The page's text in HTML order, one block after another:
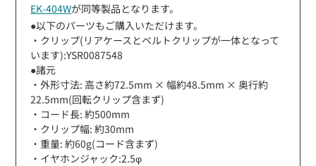
EK-404Wが同等製品となります。
●以下のパーツもご購入いただけます。
・クリップ(リアケースとベルトクリップが一体となって
います):YSR0087548
●諸元
・外形寸法: 高さ約72.5mm × 幅約48.5mm × 奥行約
22.5mm(回転クリップ含まず)
・コード長: 約500mm
・クリップ幅: 約30mm
・重量: 約60g(コード含まず)
・イヤホンジャック:2.5φ